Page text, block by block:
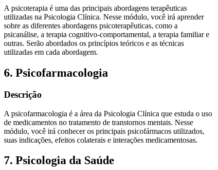
A psicoterapia é uma das principais abordagens terapêuticas
utilizadas na Psicologia Clínica. Nesse módulo, você irá aprender
sobre as diferentes abordagens psicoterapêuticas, como a
psicanálise, a terapia cognitivo-comportamental, a terapia familiar e
outras. Serão abordados os princípios teóricos e as técnicas
utilizadas em cada abordagem.
6. Psicofarmacologia
Descrição
A psicofarmacologia é a área da Psicologia Clínica que estuda o uso
de medicamentos no tratamento de transtornos mentais. Nesse
módulo, você irá conhecer os principais psicofármacos utilizados,
suas indicações, efeitos colaterais e interações medicamentosas.
7. Psicologia da Saúde